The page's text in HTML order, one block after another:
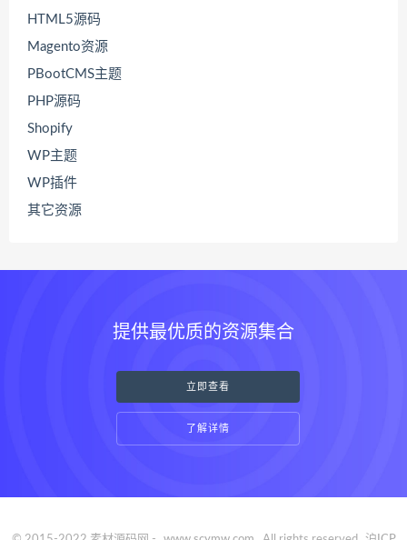
HTML5源码
Magento资源
PBootCMS主题
PHP源码
Shopify
WP主题
WP插件
其它资源
提供最优质的资源集合
立即查看
了解详情